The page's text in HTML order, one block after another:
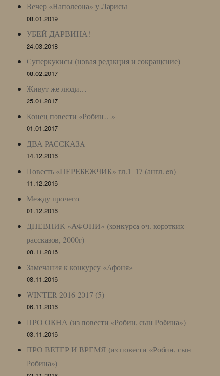
Вечер «Наполеона» у Ларисы
08.01.2019
УБЕЙ ДАРВИНА!
24.03.2018
Суперкукисы (новая редакция и сокращение)
08.02.2017
Живут же люди…
25.01.2017
Конец повести «Робин…»
01.01.2017
ДВА РАССКАЗА
14.12.2016
Повесть «ПЕРЕБЕЖЧИК» гл.1_17 (англ. en)
11.12.2016
Между прочего…
01.12.2016
ДНЕВНИК «АФОНИ» (конкурса оч. коротких
рассказов, 2000г)
08.11.2016
Замечания к конкурсу «Афоня»
08.11.2016
WINTER 2016-2017 (5)
06.11.2016
ПРО ОКНА (из повести «Робин, сын Робина»)
03.11.2016
ПРО ВЕТЕР И ВРЕМЯ (из повести «Робин, сын
Робина»)